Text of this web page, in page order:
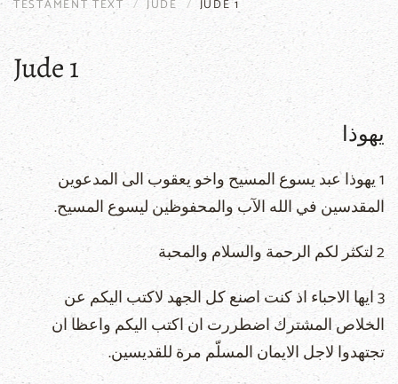
TESTAMENT TEXT
JUDE JUDE 1
Jude 1
يهوذا
1 يهوذا عبد يسوع المسيح واخو يعقوب الى المدعوين
المقدسين في الله الآب والمحفوظين ليسوع المسيح.
2 لتكثر لكم الرحمة والسلام والمحبة
3 ايها الاحباء اذ كنت اصنع كل الجهد لاكتب اليكم عن
الخلاص المشترك اضطررت ان اكتب اليكم واعظا ان
تجتهدوا لاجل الايمان المسلّم مرة للقديسين.